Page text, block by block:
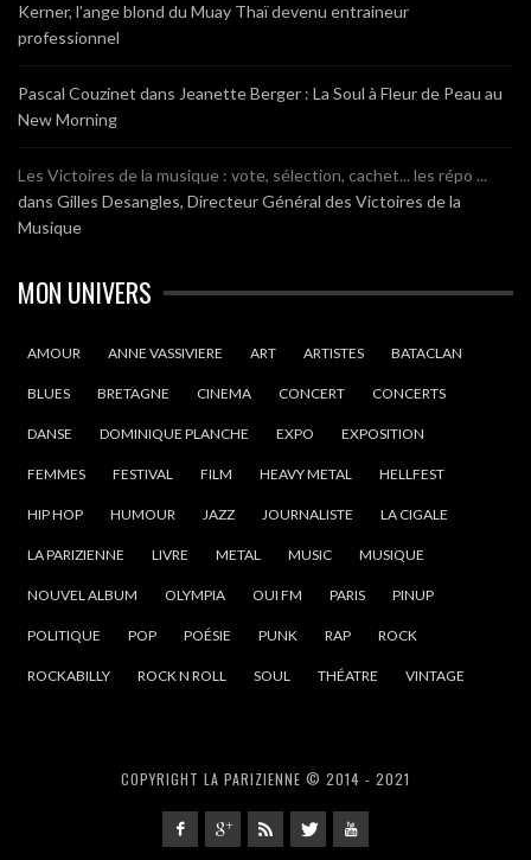
Kerner, l’ange blond du Muay Thaï devenu entraineur
professionnel
Pascal Couzinet dans Jeanette Berger : La Soul à Fleur de Peau au
New Morning
Les Victoires de la musique : vote, sélection, cachet... les répo ...
dans Gilles Desangles, Directeur Général des Victoires de la
Musique
MON UNIVERS
AMOUR ANNE VASSIVIERE ART ARTISTES BATACLAN
BLUES BRETAGNE CINEMA CONCERT CONCERTS
DANSE DOMINIQUE PLANCHE EXPO EXPOSITION
FEMMES FESTIVAL FILM HEAVY METAL HELLFEST
HIP HOP HUMOUR JAZZ JOURNALISTE LA CIGALE
LA PARIZIENNE LIVRE METAL MUSIC MUSIQUE
NOUVEL ALBUM OLYMPIA OUI FM PARIS PINUP
POLITIQUE POP POÉSIE PUNK RAP ROCK
ROCKABILLY ROCK N ROLL SOUL THÉATRE VINTAGE
COPYRIGHT LA PARIZIENNE © 2014 - 2021